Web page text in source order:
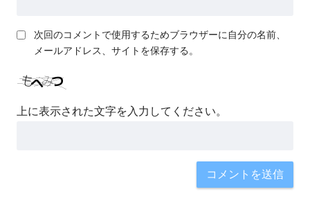
次回のコメントで使用するためブラウザーに自分の名前、
メールアドレス、サイトを保存する。
上に表示された文字を入力してください。